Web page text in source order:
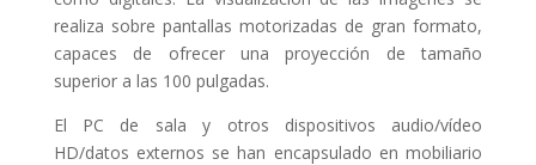
realiza sobre pantallas motorizadas de gran formato,
capaces de ofrecer una proyección de tamaño
superior a las 100 pulgadas.
El PC de sala y otros dispositivos audio/vídeo
HD/datos externos se han encapsulado en mobiliario